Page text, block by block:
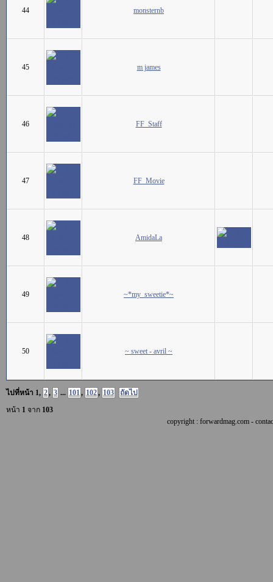
44 monsternb
45 m james
46 FF_Staff
47 FF_Movie
48 AmidaLa
49 ~*my_sweetie*~
50 ~ sweet - avril ~
ไปที่หน้า 1, 2, 3 ... 101, 102, 103
ถัดไป
หน้า 1 จาก 103
copyright : forwardmag.com -